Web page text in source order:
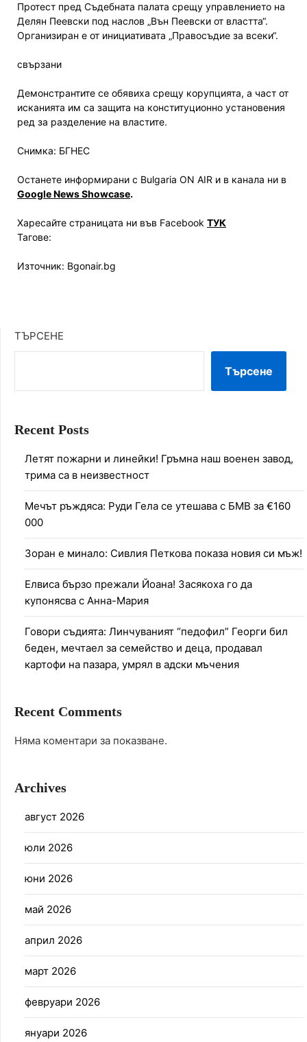
Протест пред Съдебната палата срещу управлението на
Делян Пеевски под наслов „Вън Пеевски от властта“.
Oрганизиран е от инициативата „Правосъдие за всеки“.
свързани
Демонстрантите се обявиха срещу корупцията, а част от
исканията им са защита на конституционно установения
ред за разделение на властите.
Снимка: БГНЕС
Останете информирани с Bulgaria ON AIR и в канала ни в
Google News Showcase.
Харесайте страницата ни във Facebook ТУК
Тагове:
Източник: Bgonair.bg
ТЪРСЕНЕ
Търсене
Recent Posts
Летят пожарни и линейки! Гръмна наш военен завод,
трима са в неизвестност
Мечът ръждяса: Руди Гела се утешава с БМВ за €160
000
Зоран е минало: Сивлия Петкова показа новия си мъж!
Елвиса бързо прежали Йоана! Засякоха го да
купонясва с Анна-Мария
Говори съдията: Линчуваният “педофил” Георги бил
беден, мечтаел за семейство и деца, продавал
картофи на пазара, умрял в адски мъчения
Recent Comments
Няма коментари за показване.
Archives
август 2026
юли 2026
юни 2026
май 2026
април 2026
март 2026
февруари 2026
януари 2026